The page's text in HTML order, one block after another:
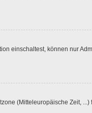
einschaltest, können nur
(Mitteleuropäische Zeit,